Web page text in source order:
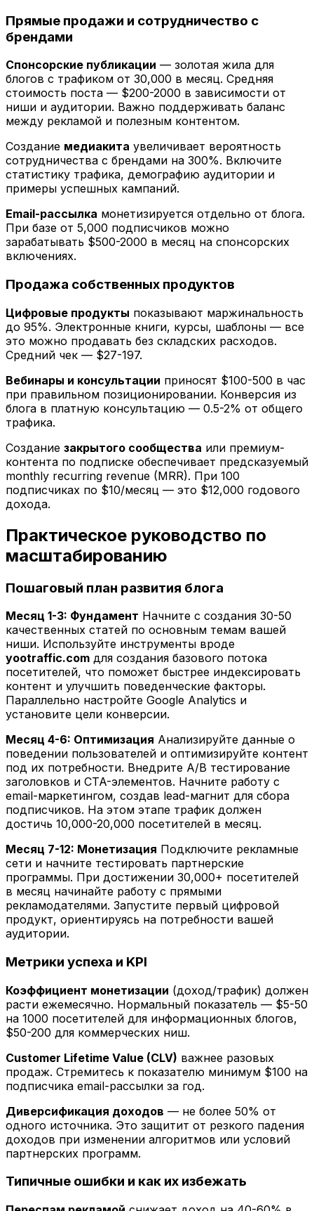
Прямые продажи и сотрудничество с
брендами
Спонсорские публикации — золотая жила для
блогов с трафиком от 30,000 в месяц. Средняя
стоимость поста — $200-2000 в зависимости от
ниши и аудитории. Важно поддерживать баланс
между рекламой и полезным контентом.
Создание медиакита увеличивает вероятность
сотрудничества с брендами на 300%. Включите
статистику трафика, демографию аудитории и
примеры успешных кампаний.
Email-рассылка монетизируется отдельно от блога.
При базе от 5,000 подписчиков можно
зарабатывать $500-2000 в месяц на спонсорских
включениях.
Продажа собственных продуктов
Цифровые продукты показывают маржинальность
до 95%. Электронные книги, курсы, шаблоны — все
это можно продавать без складских расходов.
Средний чек — $27-197.
Вебинары и консультации приносят $100-500 в час
при правильном позиционировании. Конверсия из
блога в платную консультацию — 0.5-2% от общего
трафика.
Создание закрытого сообщества или премиум-
контента по подписке обеспечивает предсказуемый
monthly recurring revenue (MRR). При 100
подписчиках по $10/месяц — это $12,000 годового
дохода.
Практическое руководство по
масштабированию
Пошаговый план развития блога
Месяц 1-3: Фундамент Начните с создания 30-50
качественных статей по основным темам вашей
ниши. Используйте инструменты вроде
yootraffic.com для создания базового потока
посетителей, что поможет быстрее индексировать
контент и улучшить поведенческие факторы.
Параллельно настройте Google Analytics и
установите цели конверсии.
Месяц 4-6: Оптимизация Анализируйте данные о
поведении пользователей и оптимизируйте контент
под их потребности. Внедрите A/B тестирование
заголовков и CTA-элементов. Начните работу с
email-маркетингом, создав lead-магнит для сбора
подписчиков. На этом этапе трафик должен
достичь 10,000-20,000 посетителей в месяц.
Месяц 7-12: Монетизация Подключите рекламные
сети и начните тестировать партнерские
программы. При достижении 30,000+ посетителей
в месяц начинайте работу с прямыми
рекламодателями. Запустите первый цифровой
продукт, ориентируясь на потребности вашей
аудитории.
Метрики успеха и KPI
Коэффициент монетизации (доход/трафик) должен
расти ежемесячно. Нормальный показатель — $5-50
на 1000 посетителей для информационных блогов,
$50-200 для коммерческих ниш.
Customer Lifetime Value (CLV) важнее разовых
продаж. Стремитесь к показателю минимум $100 на
подписчика email-рассылки за год.
Диверсификация доходов — не более 50% от
одного источника. Это защитит от резкого падения
доходов при изменении алгоритмов или условий
партнерских программ.
Типичные ошибки и как их избежать